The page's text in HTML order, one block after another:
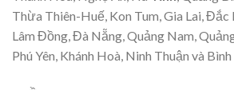
Thừa Thiên-Huế, Kon Tum, Gia Lai, Đắc
Lâm Đồng, Đà Nẵng, Quảng Nam,
Phú Yên, Khánh Hoà, Ninh Thuận và Bình